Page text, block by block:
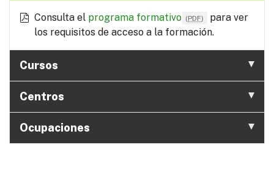
Consulta el programa formativo (PDF)
para ver
los requisitos de acceso a la formación.
Cursos
Centros
Ocupaciones